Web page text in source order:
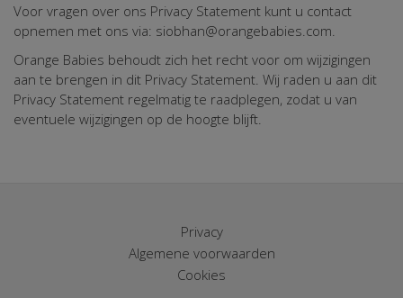
Voor vragen over ons Privacy Statement kunt u contact
opnemen met ons via: siobhan@orangebabies.com.
Orange Babies behoudt zich het recht voor om wijzigingen
aan te brengen in dit Privacy Statement. Wij raden u aan dit
Privacy Statement regelmatig te raadplegen, zodat u van
eventuele wijzigingen op de hoogte blijft.
Privacy
Algemene voorwaarden
Cookies